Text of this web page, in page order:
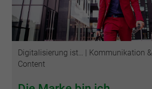
Kategorien
Digitalisierung ist…
Kommunikation &
Content